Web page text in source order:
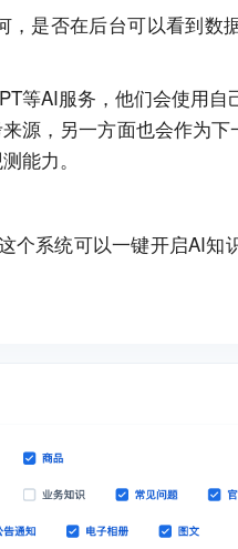
，是否在后台可以看到数
等AI服务，他们会使用自
源，另一方面也会作为下
能力。
个系统可以一键开启AI知